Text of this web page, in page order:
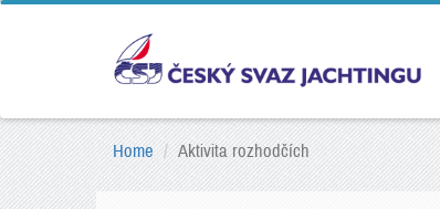
Home Aktivita rozhodčích